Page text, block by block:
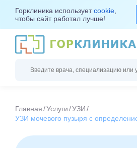
Горклиника используетcookie
чтобы сайт работал лучше!
Главная Услуги УЗИ
УЗИ мочевого пузыря с